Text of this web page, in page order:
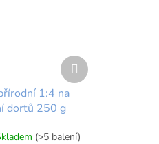
1:4 na
dortů 250 g
(>5 balení)
Další
produkt